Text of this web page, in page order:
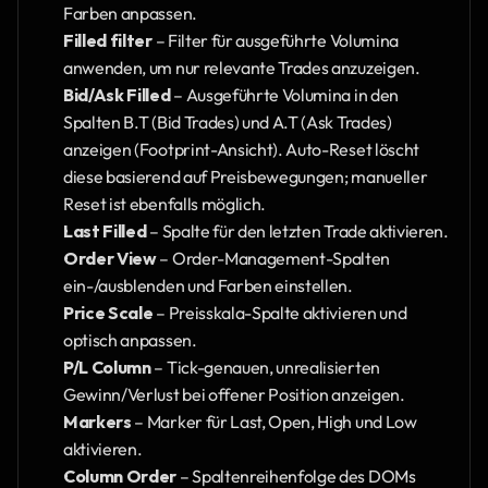
Farben anpassen.
Filled filter – Filter für ausgeführte Volumina
anwenden, um nur relevante Trades anzuzeigen.
Bid/Ask Filled – Ausgeführte Volumina in den
Spalten B.T (Bid Trades) und A.T (Ask Trades)
anzeigen (Footprint-Ansicht). Auto-Reset löscht
diese basierend auf Preisbewegungen; manueller
Reset ist ebenfalls möglich.
Last Filled – Spalte für den letzten Trade aktivieren.
Order View – Order-Management-Spalten
ein-/ausblenden und Farben einstellen.
Price Scale – Preisskala-Spalte aktivieren und
optisch anpassen.
P/L Column – Tick-genauen, unrealisierten
Gewinn/Verlust bei offener Position anzeigen.
Markers – Marker für Last, Open, High und Low
aktivieren.
Column Order – Spaltenreihenfolge des DOMs